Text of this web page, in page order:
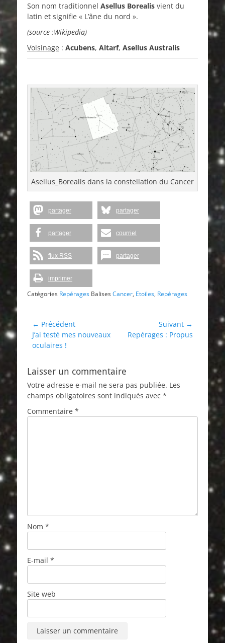
Son nom traditionnel Asellus Borealis vient du
latin et signifie « L’âne du nord ».
(source :Wikipedia)
Voisinage : Acubens, Altarf, Asellus Australis
Asellus_Borealis dans la constellation du Cancer
partager partager
partager courriel
flux RSS partager
imprimer
Catégories Repérages BalisesCancer, Etoiles, Repérages
Navigation
de
l’article
← Précédent
Article
précédent :
J’ai testé mes nouveaux
oculaires !
Suivant →
ArticleRepérages : Propus
Laisser un commentaire
Votre adresse e-mail ne sera pas publiée. Les
champs obligatoires sont indiqués avec *
Commentaire *
Nom *
E-mail *
Site web